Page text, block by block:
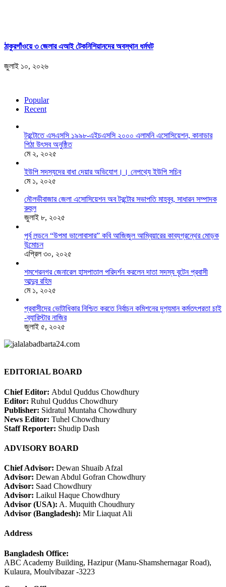
ঠাকুরগাঁওয়ে ৩ জেলার এআই টেকনিশিয়ানদের অবস্থান ধর্মঘট
জুলাই ১০, ২০২৬
Popular
Recent
টরন্টোতে এসএসসি ১৯৯৮-এইচএসসি ২০০০ এলামনি এসোসিয়েশন, কানাডার
পিঠা উৎসব অনুষ্ঠিত
মে ২, ২০২৫
ইউপি সদস্যদের বাধা দেয়ার অভিযোগ।। নেপথ্যে ইউপি সচিব
মে ১, ২০২৫
মৌলভীবাজার জেলা এসোসিয়েশন অব টরন্টোর সভাপতি মাহবুব, সাধারন সম্পাদক
রুহুল
জুলাই ৮, ২০২৫
পূর্ব লন্ডনে “উপমা ভালোবাসার” কবি আজিজুল আম্বিয়ারের কাব্যগ্রন্থের মোড়ক
উন্মোচন
এপ্রিল ৩০, ২০২৫
শমশেরনগর জেনারেল হাসপাতাল পরিদর্শন করলেন দাতা সদস্য বৃটেন প্রবাসী
আব্দুর রহিম
মে ১, ২০২৫
প্রবাসীদের ভোটাধিকার নিশ্চিত করতে নির্বাচন কমিশনের দৃশ‍্যমান কর্মতৎপরতা চাই
-ব্যারিস্টার নাজির
জুলাই ৫, ২০২৫
EDITORIAL BOARD
Chief Editor: Abdul Quddus Chowdhury
Editor: Ruhul Quddus Chowdhury
Publisher: Sidratul Muntaha Chowdhury
News Editor: Tuhel Chowdhury
Staff Reporter: Shudip Dash
ADVISORY BOARD
Chief Advisor: Dewan Shuaib Afzal
Advisor: Dewan Abdul Gofran Chowdhury
Advisor: Saad Chowdhury
Advisor: Laikul Haque Chowdhury
Advisor (USA): A. Muquith Choudhury
Advisor (Bangladesh): Mir Liaquat Ali
Address
Bangladesh Office:
ABC Academy Building, Hazipur (Manu-Shamshernagar Road),
Kulaura, Moulvibazar -3223